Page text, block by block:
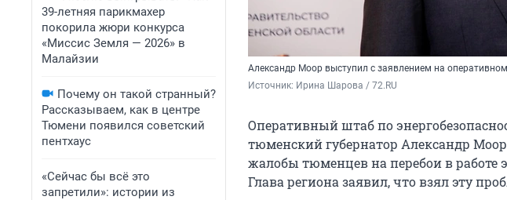
39-летняя парикмахер
покорила жюри конкурса
«Миссис Земля — 2026» в
Малайзии
Почему он такой странный?
Рассказываем, как в центре
Тюмени появился советский
пентхаус
«Сейчас бы всё это
запретили»: истории из
Александр Моор выступил с заявлением на
Источник: Ирина Шарова / 72.RU
Оперативный штаб по
тюменский губернатор Александр
жалобы тюменцев на перебои в работе
Глава региона заявил, что взял эту